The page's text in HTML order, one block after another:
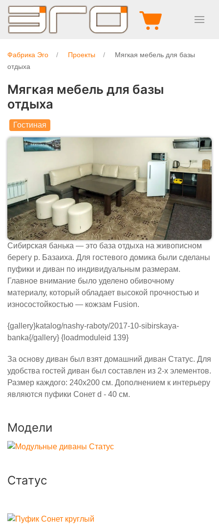
Фабрика Эго Проекты
Мягкая мебель для базы
отдыха
Мягкая мебель для базы
отдыха
Гостиная
Сибирская банька — это база отдыха на живописном
берегу р. Базаиха. Для гостевого домика были сделаны
пуфики и диван по индивидуальным размерам.
Главное внимание было уделено обивочному
материалу, который обладает высокой прочностью и
износостойкостью — кожзам Fusion.
{gallery}katalog/nashy-raboty/2017-10-sibirskaya-
banka{/gallery} {loadmoduleid 139}
За основу диван был взят домашний диван Статус. Для
удобства гостей диван был составлен из 2-х элементов.
Размер каждого: 240х200 см. Дополнением к интерьеру
являются пуфики Сонет d - 40 см.
Модели
Статус